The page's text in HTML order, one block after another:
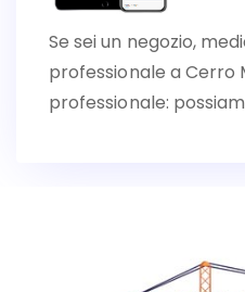
Se sei un negozio,
professionale a Cerro
professionale: